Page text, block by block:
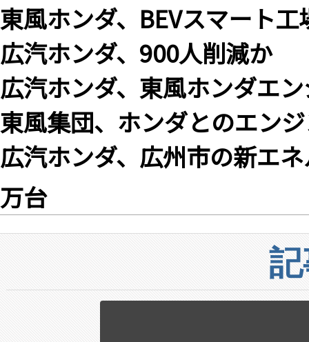
東風ホンダ、BEVスマート
広汽ホンダ、900人削減か
広汽ホンダ、東風ホンダエ
東風集団、ホンダとのエン
広汽ホンダ、広州市の新エ
万台